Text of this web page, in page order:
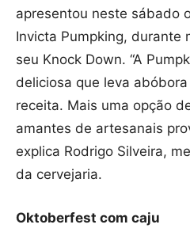
apresentou neste sábado
Invicta Pumpking, durante
seu Knock Down. “A
deliciosa que leva
receita. Mais uma opção
amantes de artesanais
explica Rodrigo Silveira,
da cervejaria.
Oktoberfest com caju